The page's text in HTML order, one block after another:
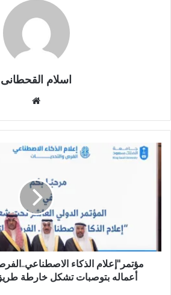
اسلام القحطانى
ق
ع
ا
و
ب
مؤتمر"إعلام الذكاء
أعماله بتوصبات تشكل خارطة